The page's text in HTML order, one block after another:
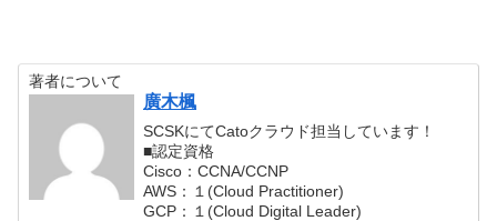
著者について
廣木楓
SCSKにてCatoクラウド担当しています！
■認定資格
Cisco：CCNA/CCNP
AWS：１(Cloud Practitioner)
GCP：１(Cloud Digital Leader)